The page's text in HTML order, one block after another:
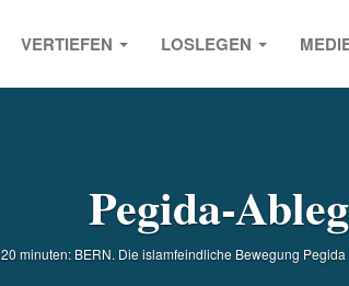
VERTIEFEN LOSLEGEN
Pegida-
20 minuten: BERN. Die islamfeindliche Bewegung